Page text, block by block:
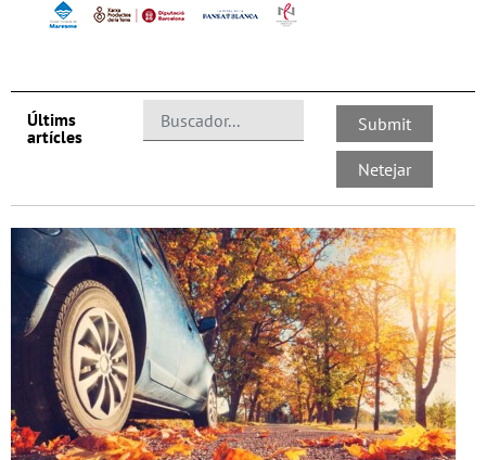
Últims
artícles